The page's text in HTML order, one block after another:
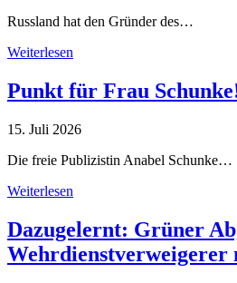
Russland hat den Gründer des…
Weiterlesen
Punkt für Frau
15. Juli 2026
Die freie Publizistin Anabel Schunke…
Weiterlesen
Dazugelernt: Grüner
Wehrdienstverweigerer